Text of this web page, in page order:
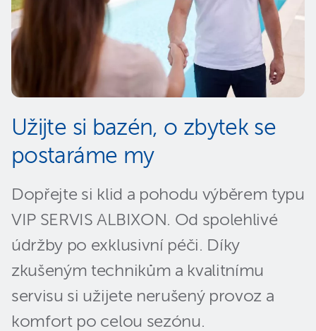
Užijte si bazén, o zbytek se
postaráme my
Dopřejte si klid a pohodu výběrem typu
VIP SERVIS ALBIXON. Od spolehlivé
údržby po exklusivní péči. Díky
zkušeným technikům a kvalitnímu
servisu si užijete nerušený provoz a
komfort po celou sezónu.